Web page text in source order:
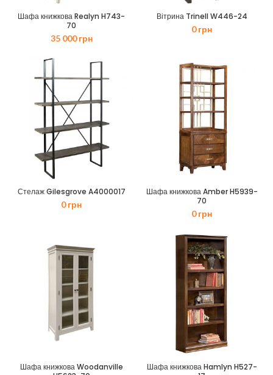
Шафа книжкова Realyn H743-
70
35 000грн
Вітрина Trinell W446-24
0грн
Стелаж Gilesgrove A4000017
0грн
Шафа книжкова Amber H5939-
70
0грн
Шафа книжкова Woodanville
Шафа книжкова Hamlyn H527-